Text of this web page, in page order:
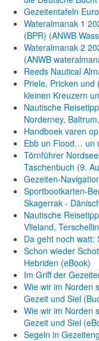
Gezeitentafeln
Wateralmanak 1
(BPR) (ANWB
Wateralmanak 2
(ANWB
Reeds Nautical
Priele, Pricken und
kleinen Kreuzern
Nautische
Norderney,
Handboek varen
Ebb un Flood… un
Törnführer
Taschenbuch (9.
Gezeiten-
Sportbootkarten-
Skagerrak -
Nautische
Vlieland,
Da geht noch watt:
Schon wieder
Hebriden (eBook)
Im Griff der
Wie wir im Norden
Gezeit und Siel
Wie wir im Norden
Gezeit und Siel
Segeln in